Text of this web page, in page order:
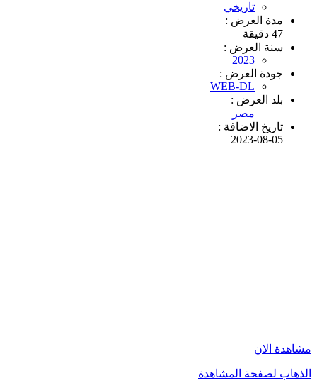
تاريخي
مدة العرض :
47 دقيقة
سنة العرض :
2023
جودة العرض :
WEB-DL
بلد العرض :
مصر
تاريخ الاضافة :
2023-08-05
مشاهدة الان
الذهاب لصفحة المشاهدة